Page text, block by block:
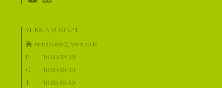
VEIKALS VENTSPILĪ:
Annas iela 2, Ventspils
P:
10:00-18:30
O:
10:00-18:30
T:
10:00-18:30